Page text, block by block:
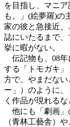
を目指し、マニ
も。」(絵夢羅)の
家の彼と急接近
誌にいたるまで
挙に暇がない。
伝記物も、08年
する「トモガキ
方で、やまだな
ー」）のように
く作品が現れるな
他にも「劇画」
（青林工藝舎）